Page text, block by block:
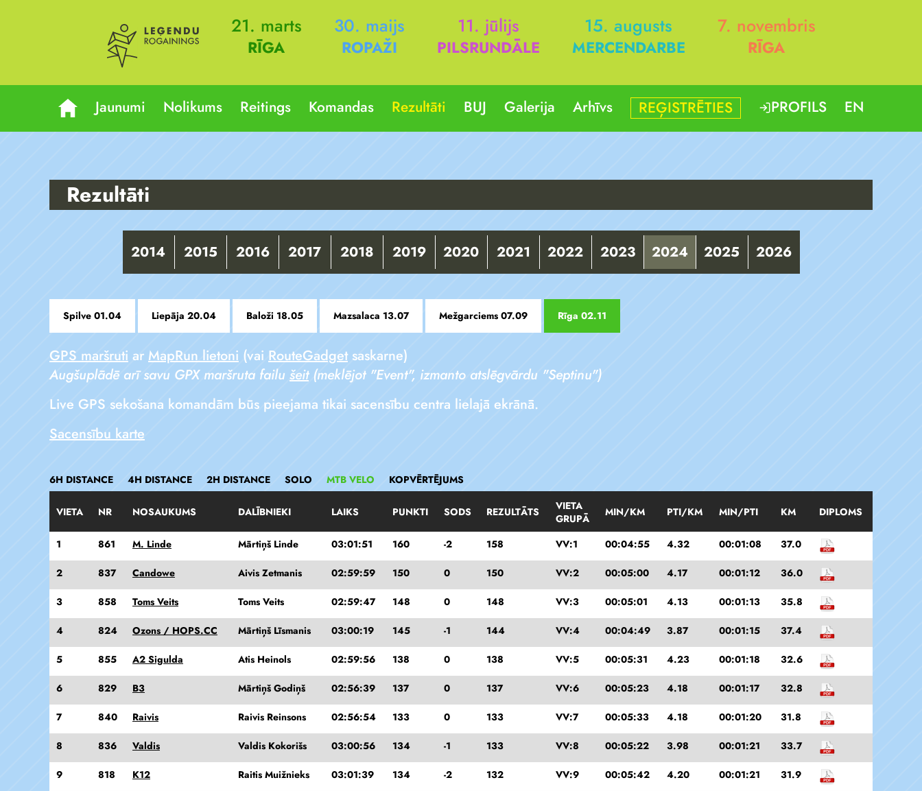
21. marts
RĪGA
30. maijs
ROPAŽI
11. jūlijs
PILSRUNDĀLE
15. augusts
MERCENDARBE
7. novembris
RĪGA
Jaunumi Nolikums Reitings Komandas Rezultāti BUJ Galerija Arhīvs REĢISTRĒTIES PROFILS EN
Rezultāti
2014 2015 2016 2017 2018 2019 2020 2021 2022 2023 2024 2025 2026
Spilve 01.04 Liepāja 20.04 Baloži 18.05 Mazsalaca 13.07 Mežgarciems 07.09 Rīga 02.11
GPS maršruti ar MapRun lietoni (vai RouteGadgetsaskarne)
Augšuplādē arī savu GPX maršruta failu šeit(meklējot "Event", izmanto atslēgvārdu "Septinu")
Live GPS sekošana komandām būs pieejama tikai sacensību centra lielajā ekrānā.
Sacensību karte
6H DISTANCE 4H DISTANCE 2H DISTANCE SOLO MTB VELO KOPVĒRTĒJUMS
VIETA NR NOSAUKUMS DALĪBNIEKI LAIKS PUNKTI SODS REZULTĀTS
VIETA
GRUPĀ
MIN/KM PTI/KM MIN/PTI KM DIPLOMS
1 861 M. Linde Mārtiņš Linde 03:01:51 160 -2 158 VV:1 00:04:55 4.32 00:01:08 37.0
2 837 Candowe Aivis Zetmanis 02:59:59 150 0 150 VV:2 00:05:00 4.17 00:01:12 36.0
3 858 Toms Veits Toms Veits 02:59:47 148 0 148 VV:3 00:05:01 4.13 00:01:13 35.8
4 824 Ozons / HOPS.CC Mārtiņš Līsmanis 03:00:19 145 -1 144 VV:4 00:04:49 3.87 00:01:15 37.4
5 855 A2 Sigulda Atis Heinols 02:59:56 138 0 138 VV:5 00:05:31 4.23 00:01:18 32.6
6 829 B3 Mārtiņš Godiņš 02:56:39 137 0 137 VV:6 00:05:23 4.18 00:01:17 32.8
7 840 Raivis Raivis Reinsons 02:56:54 133 0 133 VV:7 00:05:33 4.18 00:01:20 31.8
8 836 Valdis Valdis Kokorišs 03:00:56 134 -1 133 VV:8 00:05:22 3.98 00:01:21 33.7
9 818 K12 Raitis Muižnieks 03:01:39 134 -2 132 VV:9 00:05:42 4.20 00:01:21 31.9